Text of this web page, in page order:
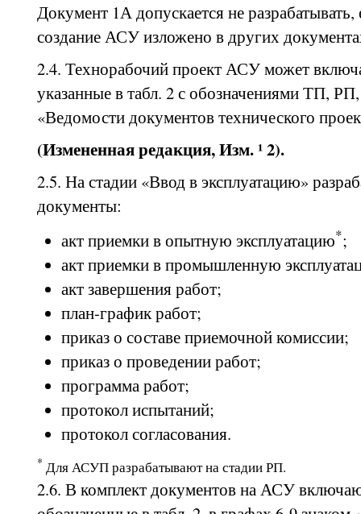
Документ 1А допускается не
создание АСУ изложено в других
2.4. Технорабочий проект АСУ может
указанные в табл. 2 с обозначениями ТП,
«Ведомости документов технического
(Измененная редакция, Изм. ¹ 2).
2.5. На стадии «Ввод в эксплуатацию»
документы:
акт приемки в опытную эксплуатацию*;
акт приемки в промышленную
акт завершения работ;
план-график работ;
приказ о составе приемочной комиссии;
приказ о проведении работ;
программа работ;
протокол испытаний;
протокол согласования.
* Для АСУП разрабатывают на стадии РП.
2.6. В комплект документов на АСУ